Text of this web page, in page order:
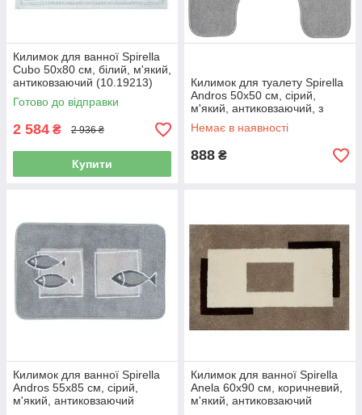
Килимок для ванної Spirella
Cubo 50х80 см, білий, м'який,
антиковзаючий (10.19213)
Готово до відправки
2 584 ₴ 2 936 ₴
Купити
Килимок для туалету Spirella
Andros 50х50 см, сірий,
м'який, антиковзаючий, з
вирізом (10.08196)
Немає в наявності
888 ₴
Килимок для ванної Spirella
Andros 55х85 см, сірий,
м'який, антиковзаючий
Килимок для ванної Spirella
Anela 60х90 см, коричневий,
м'який, антиковзаючий